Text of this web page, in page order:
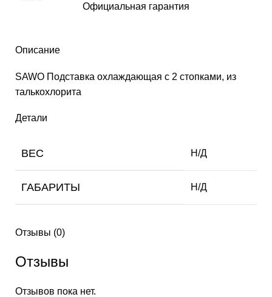
Официальная гарантия
Описание
SAWO Подставка охлаждающая c 2 стопками, из
талькохлорита
Детали
ВЕС Н/Д
ГАБАРИТЫ Н/Д
Отзывы (0)
Отзывы
Отзывов пока нет.